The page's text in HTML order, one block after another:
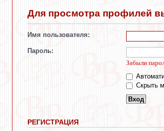
Для просмотра профилей
Имя пользователя:
Пароль:
Забыли
Скрыть
РЕГИСТРАЦИЯ